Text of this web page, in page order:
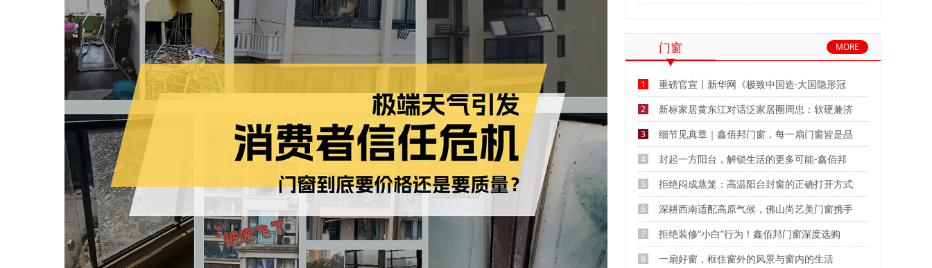
门窗 MORE
1 重磅官宣丨新华网《极致中国造·大国隐形冠
2 新标家居黄东江对话泛家居圈周忠：软硬兼济
3 细节见真章｜鑫佰邦门窗，每一扇门窗皆是品
4 封起一方阳台，解锁生活的更多可能-鑫佰邦
5 拒绝闷成蒸笼：高温阳台封窗的正确打开方式
6 深耕西南适配高原气候，佛山尚艺美门窗携手
7 拒绝装修“小白”行为！鑫佰邦门窗深度选购
8 一扇好窗，框住窗外的风景与窗内的生活